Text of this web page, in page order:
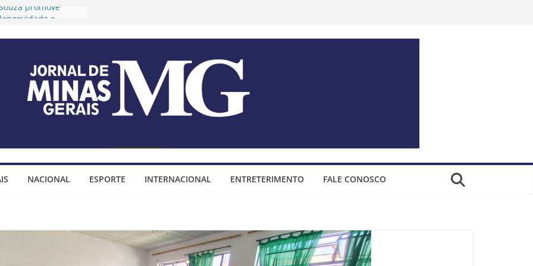
promove
públicas
Plano Diretor e do
Municipal
tese sobre
assina
para construção
NACIONAL ESPORTE INTERNACIONAL ENTRETERIMENTO FALE CONOSCO